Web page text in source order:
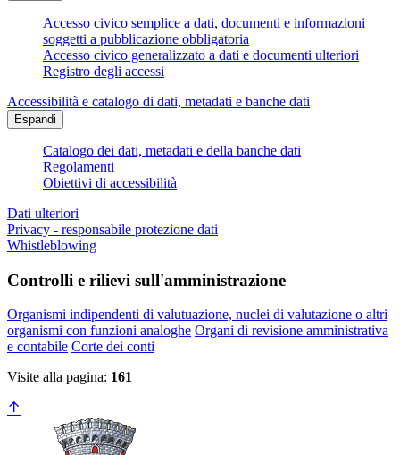
Accesso civico semplice a dati, documenti e informazioni
soggetti a pubblicazione obbligatoria
Accesso civico generalizzato a dati e documenti ulteriori
Registro degli accessi
Accessibilità e catalogo di dati, metadati e banche dati
Espandi
Catalogo dei dati, metadati e della banche dati
Regolamenti
Obiettivi di accessibilità
Dati ulteriori
Privacy - responsabile protezione dati
Whistleblowing
Controlli e rilievi sull'amministrazione
Organismi indipendenti di valutuazione, nuclei di valutazione o altri
organismi con funzioni analoghe Organi di revisione amministrativa
e contabile Corte dei conti
Visite alla pagina: 161